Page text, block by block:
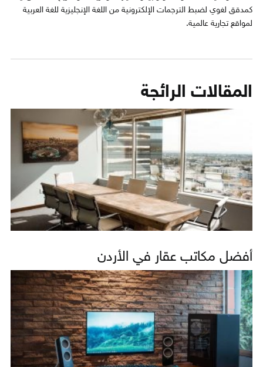
كمدقق لغوي لضبط الترجمات الإلكترونية من اللغة الإنجليزية للغة العربية
لمواقع تجارية عالمية.
المقالات الرائجة
أفضل مكاتب عقار في الأردن